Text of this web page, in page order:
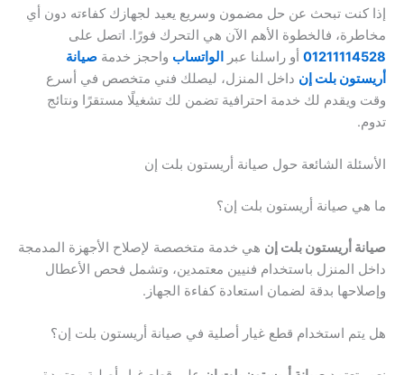
كنت تبحث عن حل مضمون وسريع يعيد لجهازك كفاءته دون أي
فالخطوة الأهم الآن هي التحرك فورًا. اتصل على
أو راسلنا عبرالواتساب واحجز خدمة صيانة
بلت إن داخل المنزل، ليصلك فني متخصص في أسرع
ويقدم لك خدمة احترافية تضمن لك تشغيلًا مستقرًا ونتائج
الشائعة حول صيانة أريستون بلت إن
صيانة أريستون بلت إن؟
أريستون بلت إن هي خدمة متخصصة لإصلاح الأجهزة المدمجة
المنزل باستخدام فنيين معتمدين، وتشمل فحص الأعطال
بدقة لضمان استعادة كفاءة الجهاز.
استخدام قطع غيار أصلية في صيانة أريستون بلت إن؟